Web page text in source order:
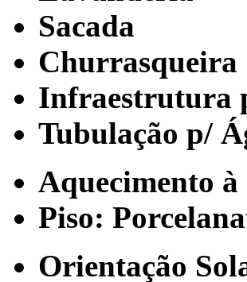
Sacada
Churrasqueira
Infraestrutura
Tubulação p/
Aquecimento à
Piso:
Orientação